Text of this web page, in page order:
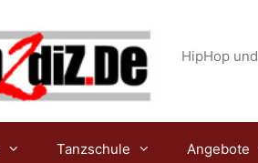
HipHop
Tanzschule Angebote